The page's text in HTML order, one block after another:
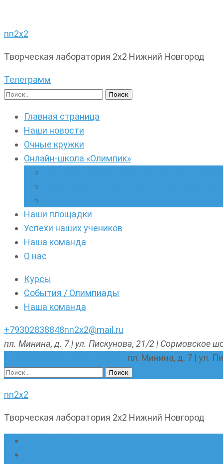
nn2x2
Творческая лаборатория 2х2 Нижний Новгород
Телеграмм
Найти:
Главная страница
Наши новости
Очные кружки
Онлайн-школа «Олимпик»
Наши площадки
Успехи наших учеников
Наша команда
О нас
Курсы
События / Олимпиады
Наша команда
+79302838848nn2x2@mail.ru
пл. Минина, д. 7 | ул. Пискунова, 21/2 | Сормовское
пл. Минина, д. 7 | ул.
Найти:
nn2x2
Творческая лаборатория 2х2 Нижний Новгород